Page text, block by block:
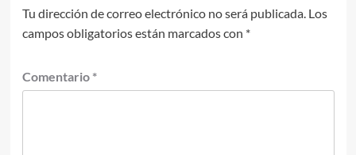
Tu dirección de correo electrónico no será publicada. Los
campos obligatorios están marcados con *
Comentario *